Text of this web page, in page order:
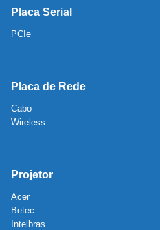
Placa Serial
PCIe
Placa de Rede
Cabo
Wireless
Projetor
Acer
Betec
Intelbras